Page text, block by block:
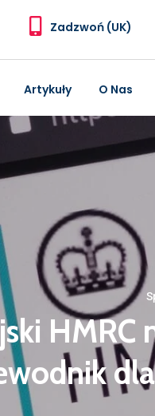
Zadzwoń (UK)
Artykuły O Nas
HMRC